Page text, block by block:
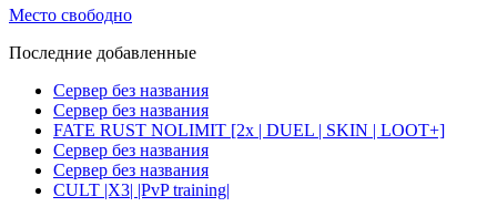
Место свободно
Последние добавленные
Сервер без названия
Сервер без названия
FATE RUST NOLIMIT [2x | DUEL | SKIN | LOOT+]
Сервер без названия
Сервер без названия
CULT |X3| |PvP training|